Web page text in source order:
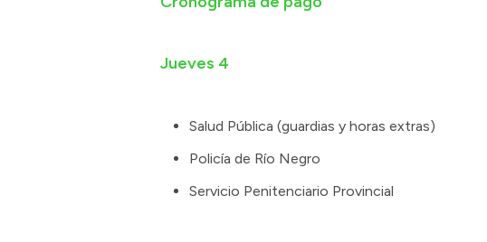
Jueves 4
Salud Pública (guardias y horas extras)
Policía de Río Negro
Servicio Penitenciario Provincial